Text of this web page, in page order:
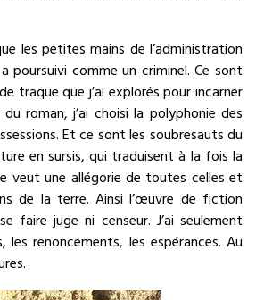
les petites mains de l’administration
comme un criminel. Ce sont
traque que j’ai explorés pour incarner
roman, j’ai choisi la polyphonie des
Et ce sont les soubresauts du
en sursis, qui traduisent à la fois la
veut une allégorie de toutes celles et
de la terre. Ainsi l’œuvre de fiction
faire juge ni censeur. J’ai seulement
renoncements, les espérances. Au